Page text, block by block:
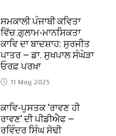
ਸਮਕਾਲੀ ਪੰਜਾਬੀ ਕਵਿਤਾ
ਵਿੱਚ ਗ਼ੁਲਾਮ-ਮਾਨਸਿਕਤਾ
ਕਾਵਿ ਦਾ ਬਾਦਸ਼ਾਹ: ਸੁਰਜੀਤ
ਪਾਤਰ — ਡਾ. ਸੁਖਪਾਲ ਸੰਘੇੜਾ
ਓਰਫ਼ ਪਰਖ਼ਾ
11 May 2025
ਕਾਵਿ-ਪੁਸਤਕ ‘ਰਾਵਣ ਹੀ
ਰਾਵਣ’ ਦੀ ਪੀਡੀਐਫ —
ਰਵਿੰਦਰ ਸਿੰਘ ਸੋਢੀ